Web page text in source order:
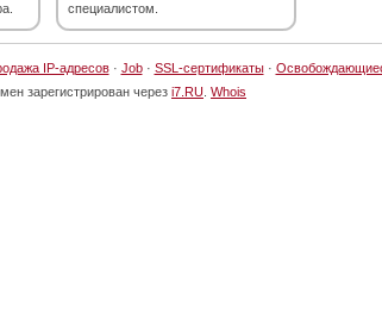
специалистом.
IP-адресов· Job· SSL-сертификаты·
зарегистрирован через i7.RU Whois